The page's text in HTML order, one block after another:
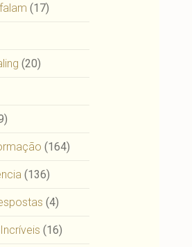
(17)
(20)
(164)
(136)
(4)
(16)